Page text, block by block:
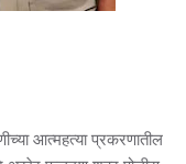
आत्महत्या प्रकरणातील